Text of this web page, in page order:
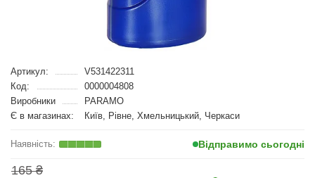
Артикул:
V531422311
Код:
0000004808
Виробники
PARAMO
Є в магазинах:
Київ, Рівне, Хмельницький, Черкаси
Відправимо сьогодні
165 ₴